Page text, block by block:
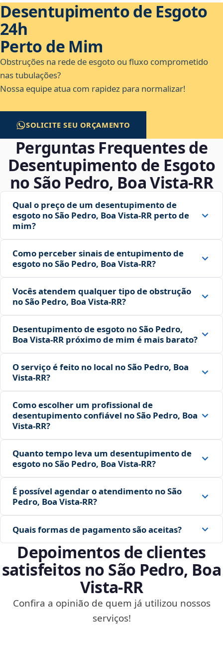
Desentupimento de Esgoto
24h
Perto de Mim
Obstruções na rede de esgoto ou fluxo comprometido
nas tubulações?
Nossa equipe atua com rapidez para normalizar!
SOLICITE SEU ORÇAMENTO
Perguntas Frequentes de
Desentupimento de Esgoto
no São Pedro, Boa Vista‑RR
Qual o preço de um desentupimento de
esgoto no São Pedro, Boa Vista‑RR perto de
mim?
Como perceber sinais de entupimento de
esgoto no São Pedro, Boa Vista‑RR?
Vocês atendem qualquer tipo de obstrução
no São Pedro, Boa Vista‑RR?
Desentupimento de esgoto no São Pedro,
Boa Vista‑RR próximo de mim é mais barato?
O serviço é feito no local no São Pedro, Boa
Vista‑RR?
Como escolher um profissional de
desentupimento confiável no São Pedro, Boa
Vista‑RR?
Quanto tempo leva um desentupimento de
esgoto no São Pedro, Boa Vista‑RR?
É possível agendar o atendimento no São
Pedro, Boa Vista‑RR?
Quais formas de pagamento são aceitas?
Depoimentos de clientes
satisfeitos no São Pedro, Boa
Vista‑RR
Confira a opinião de quem já utilizou nossos
serviços!